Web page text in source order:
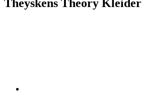
Theyskens Theory Kleider